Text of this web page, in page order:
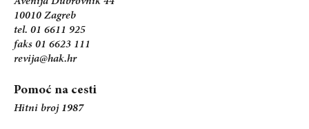
10010 Zagreb
tel. 01 6611 925
faks 01 6623 111
revija@hak.hr
Pomoć na cesti
Hitni broj 1987